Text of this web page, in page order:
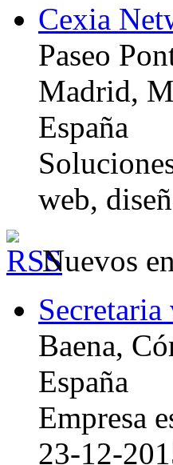
Cexia
Paseo
Madrid,
España
web,
Nuevos
Baena,
España
Empresa
23-12-